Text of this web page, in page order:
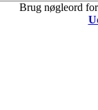
Brug nøgleord